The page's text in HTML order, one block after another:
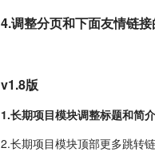
4.调整分页和下面友情链接
v1.8版
1.长期项目模块调整标题和简
2.长期项目模块顶部更多跳转